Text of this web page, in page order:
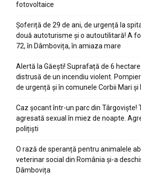
fotovoltaice
Șoferiță de 29 de ani, de urgență la
două autoturisme și o autoutilitară! A
72, în Dâmbovița, în amiaza mare
Alertă la Găești! Suprafață de 6
distrusă de un incendiu violent.
de urgență și în comunele Corbii Mari și
Caz șocant într-un parc din Târgoviște!
agresată sexual în miez de noapte.
polițiști
O rază de speranță pentru animalele
veterinar social din România și-a
Dâmbovița